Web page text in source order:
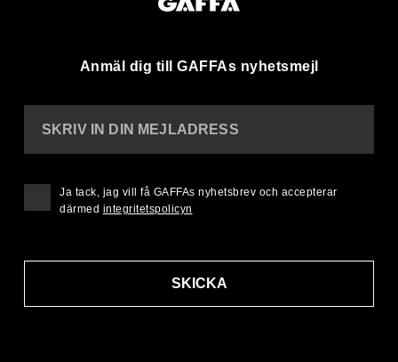
Anmäl dig till GAFFAs nyhetsmejl
SKRIV IN DIN MEJLADRESS
SKICKA
Ja tack, jag vill få GAFFAs nyhetsbrev och accepterar
därmed integritetspolicyn